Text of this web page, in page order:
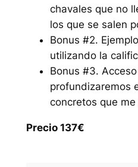
chavales que no
los que se salen
Bonus #2.
utilizando la
Bonus #3.
profundizaremos
concretos que
Precio 137€